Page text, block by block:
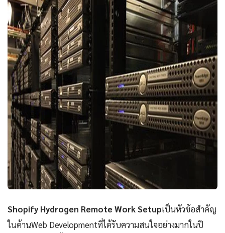
Shopify Hydrogen Remote Work Setupเป็นหัวข้อสำคัญ
ในด้านWeb Developmentที่ได้รับความสนใจอย่างมากในปี